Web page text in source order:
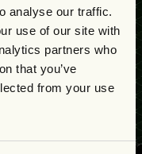
analyse our traffic.
use of our site with
partners who
that you’ve
from your use